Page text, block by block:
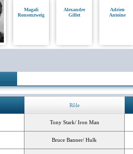
Magali
Ronsenzweig
Alexandre
Gillet
Adrien
Antoine
Rôle
Tony Stark/ Iron Man
Bruce Banner/ Hulk